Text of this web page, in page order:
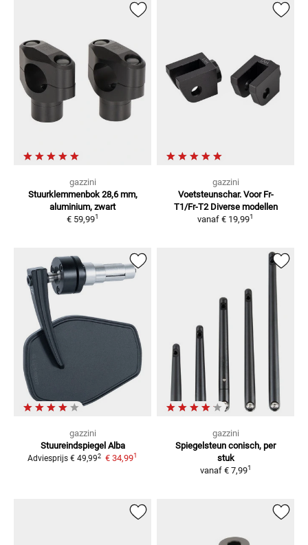
gazzini
Stuurklemmenbok 28,6 mm,
aluminium, zwart
€ 59,991
gazzini
Voetsteunschar. Voor Fr-
T1/Fr-T2 Diverse modellen
vanaf € 19,991
gazzini
Stuureindspiegel Alba
Adviesprijs € 49,992 € 34,991
gazzini
Spiegelsteun conisch, per
stuk
vanaf € 7,991